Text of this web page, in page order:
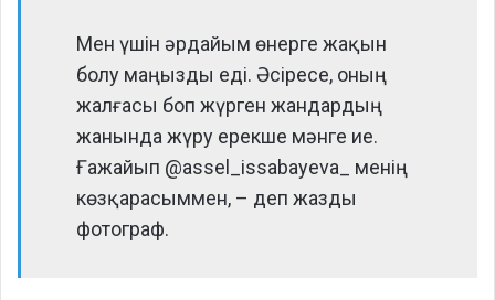
Мен үшін әрдайым өнерге жақын
болу маңызды еді. Әсіресе, оның
жалғасы боп жүрген жандардың
жанында жүру ерекше мәнге ие.
Ғажайып @assel_issabayeva_ менің
көзқарасыммен, – деп жазды
фотограф.